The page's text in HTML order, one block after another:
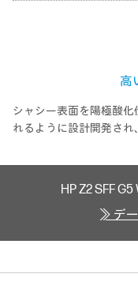
高
シャシー表面を陽極酸
れるように設計開発され
HP Z2 SFF
≫ デー